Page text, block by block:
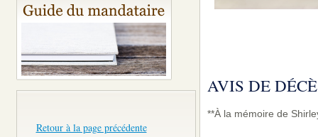
Retour à la page précédente
AVIS DE
**À la mémoire de